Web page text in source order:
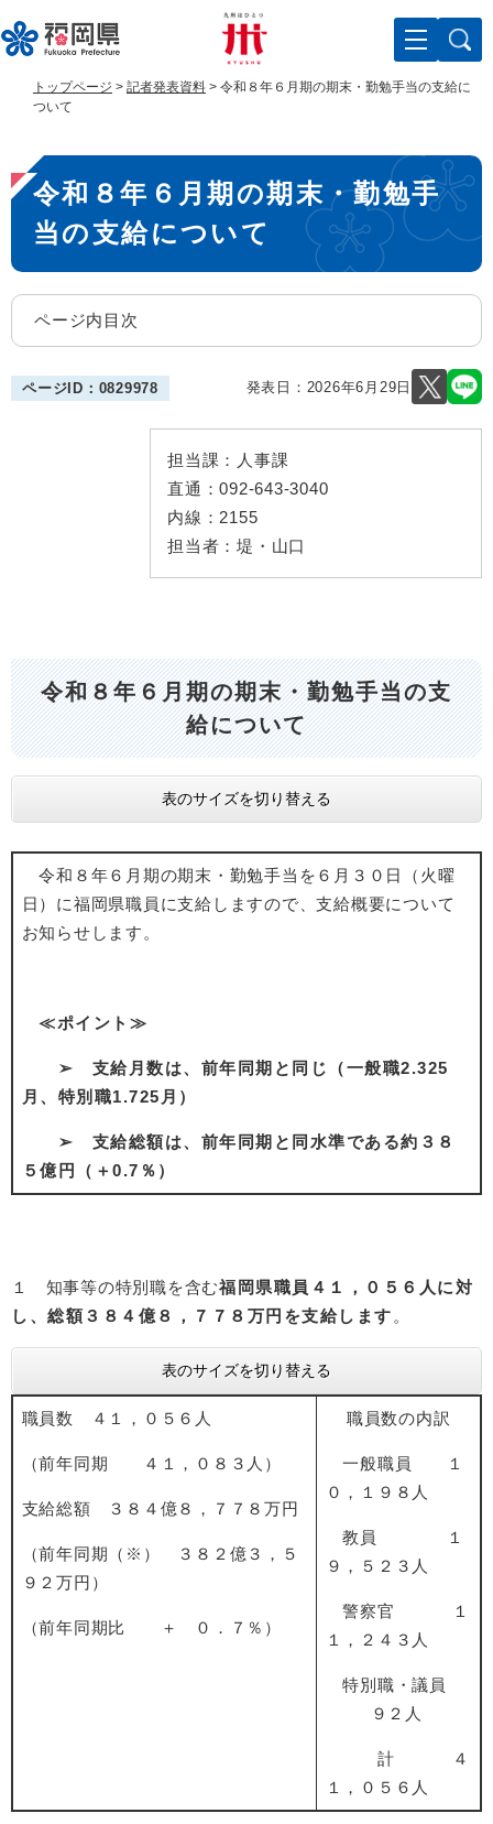
ー
ジ
す
。
ニ
ュ
し
て
へ
トップページ > 記者発表資料 > 令和８年６月期の期末・勤勉手当の支給に
ついて
本
文
令和８年６月期の期末・勤勉手
当の支給について
ページ内目次
ページID：0829978 発表日： 2026年6月29日
担当課： 人事課
直通：092-643-3040
内線： 2155
担当者： 堤・山口
令和８年６月期の期末・勤勉手当の支
給について
表のサイズを切り替える
令和８年６月期の期末・勤勉手当を６月３０日（火曜
日）に福岡県職員に支給しますので、支給概要について
お知らせします。
≪ポイント≫
➢ 支給月数は、前年同期と同じ（一般職2.325
月、特別職1.725月）
➢ 支給総額は、前年同期と同水準である約３８
５億円（＋0.7％）
１ 知事等の特別職を含む福岡県職員 ​４１，０５６人に対
し、総額３８４億８，７７８万円を支給します 。​​
表のサイズを切り替える
職員数 ４１，０５６人
（前年同期 ４１，０８３人）
支給総額 ３８４億８，７７８万円
（前年同期（※） ３８２億３，５
９２万円）
（前年同期比 ＋ ０．７％）
職員数の内訳
一般職員 １
０，１９８人
教員 １
９，５２３人
警察官 １
１，２４３人
特別職・議員
９２人
計 ４
１，０５６人